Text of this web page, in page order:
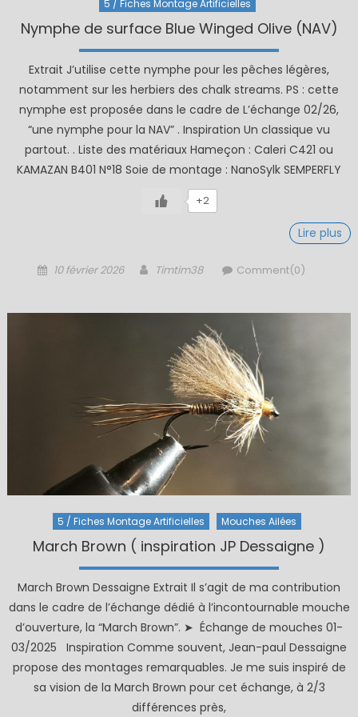
5 / Fiches Montage Artificielles
Nymphe de surface Blue Winged Olive (NAV)
Extrait J’utilise cette nymphe pour les pêches légères,
notamment sur les herbiers des chalk streams. PS : cette
nymphe est proposée dans le cadre de L’échange 02/26,
“une nymphe pour la NAV” . Inspiration Un classique vu
partout. . Liste des matériaux Hameçon : Caleri C421 ou
KAMAZAN B401 N°18 Soie de montage : NanoSylk SEMPERFLY
+2
Lire plus
Posted
10 février 2026 Author
Timtim38 Comment(0)
5 / Fiches Montage Artificielles Mouches Ailées
March Brown ( inspiration JP Dessaigne )
March Brown Dessaigne Extrait Il s’agit de ma contribution
dans le cadre de l’échange dédié à l’incontournable mouche
d’ouverture, la “March Brown”. ➤ Échange de mouches 01-
03/2025 Inspiration Comme souvent, Jean-paul Dessaigne
propose des montages remarquables. Je me suis inspiré de
sa vision de la March Brown pour cet échange, à 2/3
différences près,